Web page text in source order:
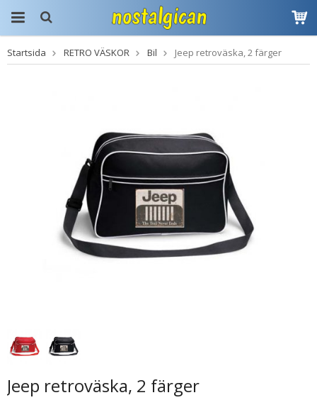
Produkten har blivit
tillagd i varukorgen
Startsida RETRO VÄSKOR Bil Jeep retroväska, 2 färger
Jeep retroväska, 2 färger